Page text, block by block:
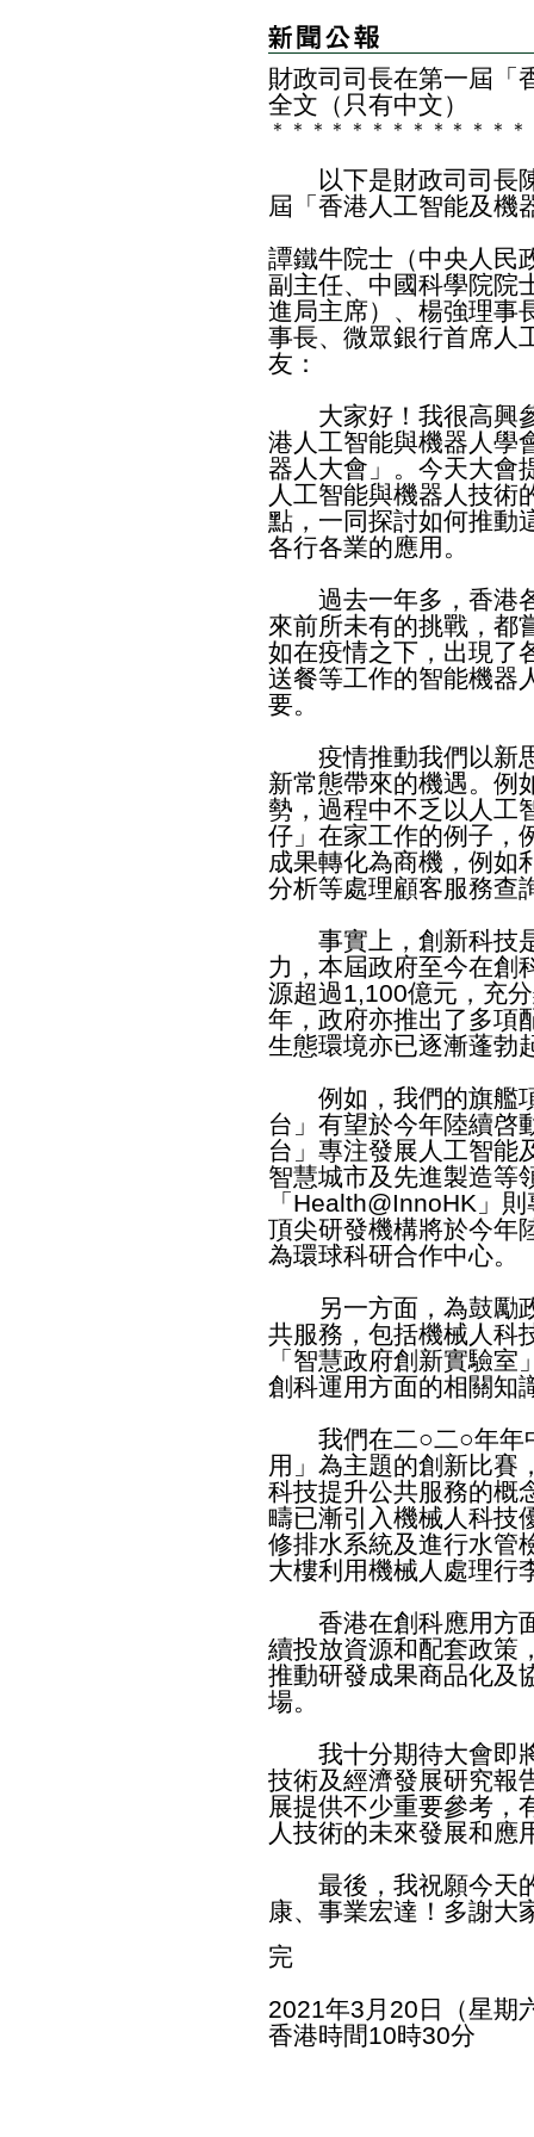
財政司司長在第一屆「
全文（只有中文）
＊ ＊ ＊ ＊ ＊ ＊ ＊ ＊ ＊ ＊ ＊ ＊ ＊
以下是財政司司長陳
屆「香港人工智能及機
譚鐵牛院士（中央人民
副主任、中國科學院院
進局主席）、楊強理事
事長、微眾銀行首席人
友：
大家好！我很高興參
港人工智能與機器人學
器人大會」。今天大會
人工智能與機器人技術
點，一同探討如何推動
各行各業的應用。
過去一年多，香港各
來前所未有的挑戰，都
如在疫情之下，出現了
送餐等工作的智能機器
要。
疫情推動我們以新思
新常態帶來的機遇。例
勢，過程中不乏以人工
仔」在家工作的例子，
成果轉化為商機，例如
分析等處理顧客服務查
事實上，創新科技是
力，本屆政府至今在創
源超過1,100億元，充
年，政府亦推出了多項
生態環境亦已逐漸蓬勃
例如，我們的旗艦項
台」有望於今年陸續啓
台」專注發展人工智能
智慧城市及先進製造等
「Health@InnoHK」
頂尖研發機構將於今年
為環球科研合作中心。
另一方面，為鼓勵政
共服務，包括機械人科
「智慧政府創新實驗
創科運用方面的相關知
我們在二○二○年年
用」為主題的創新比賽
科技提升公共服務的概
疇已漸引入機械人科技
修排水系統及進行水管
大樓利用機械人處理行
香港在創科應用方面
續投放資源和配套政策
推動研發成果商品化及
場。
我十分期待大會即將
技術及經濟發展研究報
展提供不少重要參考，
人技術的未來發展和應
最後，我祝願今天的
康、事業宏達！多
完
2021年3月20日（星期
香港時間10時30分